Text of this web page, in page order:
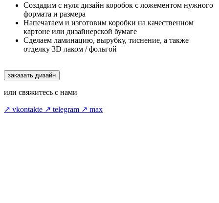
Создадим с нуля дизайн коробок с ложементом нужного
формата и размера
Напечатаем и изготовим коробки на качественном
картоне или дизайнерской бумаге
Сделаем ламинацию, вырубку, тиснение, а также
отделку 3D лаком / фольгой
заказать дизайн
или свяжитесь с нами
↗ vkontakte ↗ telegram ↗ max